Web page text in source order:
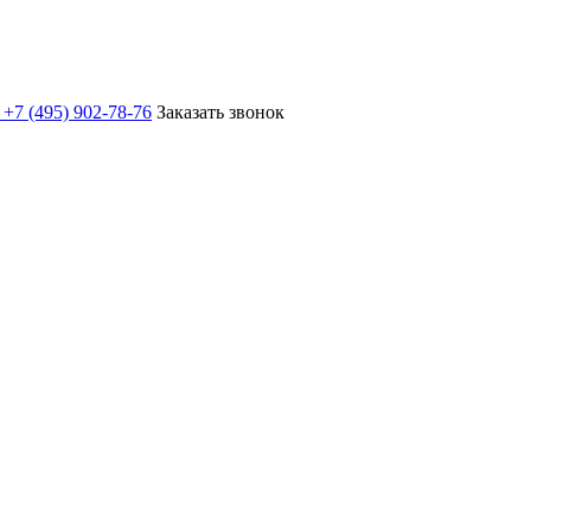
+7 (495) 902-78-76 Заказать звонок